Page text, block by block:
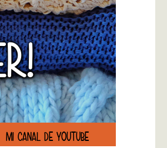
MI CANAL DE YOUTUBE